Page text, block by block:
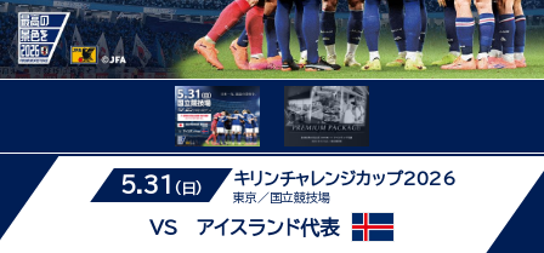
5.31 (日)
キリンチャレンジカップ2026
東京／国立競技場
VS アイスランド代表